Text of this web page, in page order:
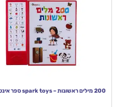
200 מילים ראשונות – spark toys ספר אינטראקטיבי